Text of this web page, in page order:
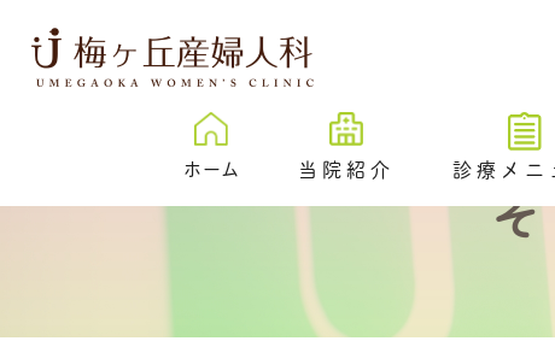
ホーム 当院紹介 診療メニ